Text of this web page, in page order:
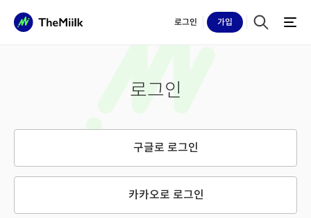
로그인 가입
로그인
구글로 로그인
카카오로 로그인